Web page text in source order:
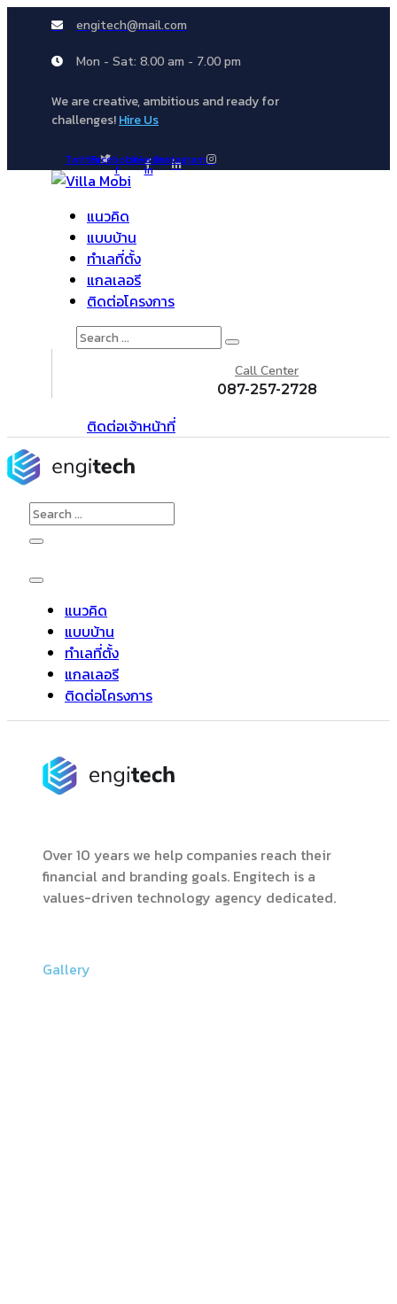
engitech@mail.com
Mon - Sat: 8.00 am - 7.00 pm
We are creative, ambitious and ready for
challenges!Hire Us
TwitterFacebook-
f
Linkedin-
in
Instagram
แนวคิด
แบบบ้าน
ทำเลที่ตั้ง
แกลเลอรี
ติดต่อโครงการ
Search
Call Center
087-257-2728
ติดต่อเจ้าหน้าที่
Search
for:
แนวคิด
แบบบ้าน
ทำเลที่ตั้ง
แกลเลอรี
ติดต่อโครงการ
Over 10 years we help companies reach their
financial and branding goals. Engitech is a
values-driven technology agency dedicated.
Gallery